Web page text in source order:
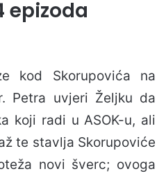
epizoda
kod Skorupovića na
Petra uvjeri Željku da
koji radi u ASOK-u, ali
te stavlja Skorupoviće
novi šverc; ovoga